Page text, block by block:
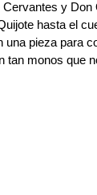
y Don
hasta el
pieza para
tan monos que